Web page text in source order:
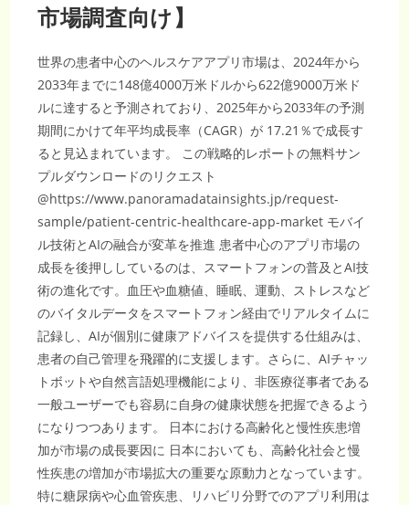
ル
に
市場調査向け】
世界の患者中心のヘルスケアアプリ市場は、2024年から
2033年までに148億4000万米ドルから622億9000万米ド
ルに達すると予測されており、2025年から2033年の予測
期間にかけて年平均成長率（CAGR）が 17.21％で成長す
ると見込まれています。 この戦略的レポートの無料サン
プルダウンロードのリクエスト
@https://www.panoramadatainsights.jp/request-
sample/patient-centric-healthcare-app-market モバイ
ル技術とAIの融合が変革を推進 患者中心のアプリ市場の
成長を後押ししているのは、スマートフォンの普及とAI技
術の進化です。血圧や血糖値、睡眠、運動、ストレスなど
のバイタルデータをスマートフォン経由でリアルタイムに
記録し、AIが個別に健康アドバイスを提供する仕組みは、
患者の自己管理を飛躍的に支援します。さらに、AIチャッ
トボットや自然言語処理機能により、非医療従事者である
一般ユーザーでも容易に自身の健康状態を把握できるよう
になりつつあります。 日本における高齢化と慢性疾患増
加が市場の成長要因に 日本においても、高齢化社会と慢
性疾患の増加が市場拡大の重要な原動力となっています。
特に糖尿病や心血管疾患、リハビリ分野でのアプリ利用は